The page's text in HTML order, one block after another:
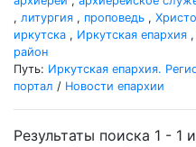
, литургия , проповедь ,
иркутска , Иркутская епархия ,
район
Путь: Иркутская епархия.
портал / Новости епархии
Результаты поиска 1 - 1